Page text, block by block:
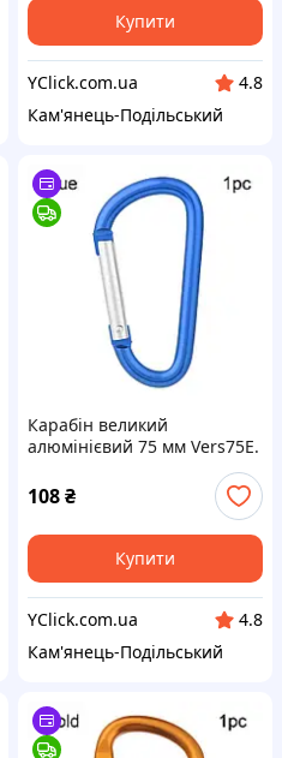
Купити
YClick.com.ua
4.8
Кам'янець-Подільський
Карабін великий
алюмінієвий 75 мм Vers75E.
Брелок карабін для ключів
75mm. Карабіни для
брелоків
108₴
Купити
YClick.com.ua
4.8
Кам'янець-Подільський